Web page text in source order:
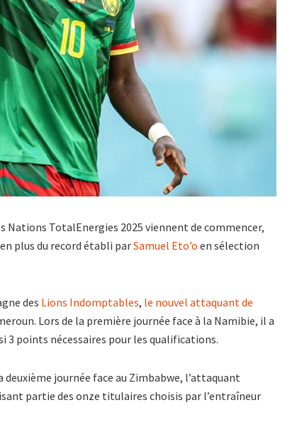
Nations TotalEnergies 2025 viennent de commencer,
plus du record établi parSamuel Eto’o en sélection
des Lions Indomptables, le nouvel attaquant de
Lors de la première journée face à la Namibie, il a
3 points nécessaires pour les qualifications.
deuxième journée face au Zimbabwe, l’attaquant
partie des onze titulaires choisis par l’entraîneur